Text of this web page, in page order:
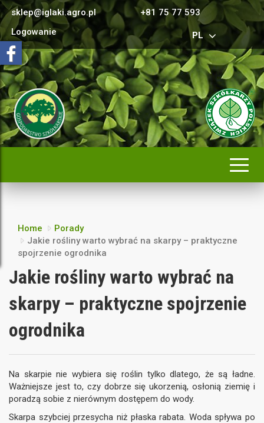
sklep@iglaki.agro.pl
+81 75 77 593
Logowanie
PL
Home
Porady
Jakie rośliny warto wybrać na skarpy – praktyczne
spojrzenie ogrodnika
Jakie rośliny warto wybrać na
skarpy – praktyczne spojrzenie
ogrodnika
Na skarpie nie wybiera się roślin tylko dlatego, że są ładne.
Ważniejsze jest to, czy dobrze się ukorzenią, osłonią ziemię i
poradzą sobie z nierównym dostępem do wody.
Skarpa szybciej przesycha niż płaska rabata. Woda spływa po